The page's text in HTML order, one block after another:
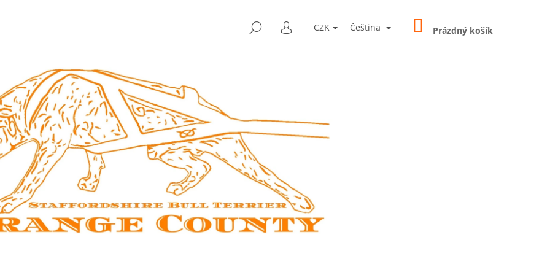
HLEDAT
PŘIHLÁŠENÍ
CZK Čeština NÁKUPNÍ
KOŠÍK
Prázdný košík
CO POTŘEBUJETE NAJÍT?
HLEDAT
DOPORUČUJEME